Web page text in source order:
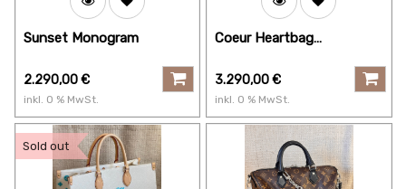
Sunset Monogram
2.290,00€
inkl. 0 % MwSt.
Coeur Heartbag
3.290,00€
inkl. 0 % MwSt.
Sold out